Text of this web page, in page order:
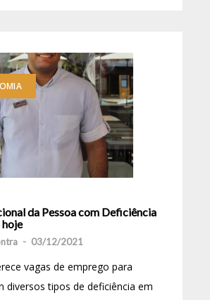
da Pessoa com Deficiência
- 03/12/2021
vagas de emprego para
diversos tipos de deficiência em